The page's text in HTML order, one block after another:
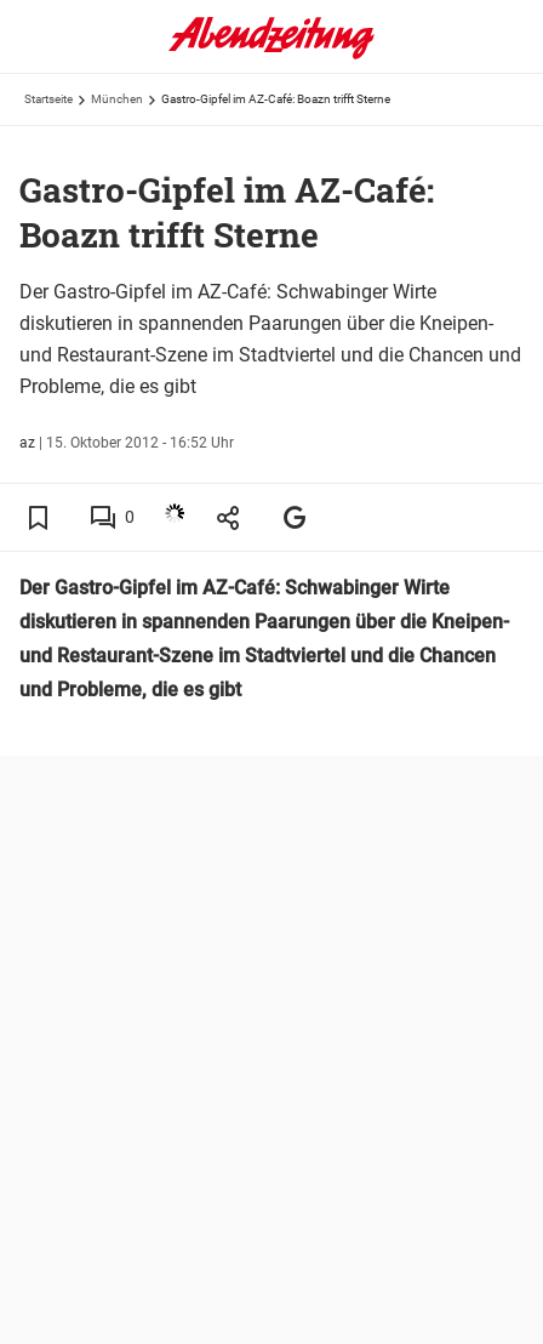
Startseite München Gastro-Gipfel im AZ-Café: Boazn trifft Sterne
Gastro-Gipfel im AZ-Café:
Boazn trifft Sterne
Der Gastro-Gipfel im AZ-Café: Schwabinger Wirte
diskutieren in spannenden Paarungen über die Kneipen-
und Restaurant-Szene im Stadtviertel und die Chancen und
Probleme, die es gibt
az | 15. Oktober 2012 - 16:52 Uhr
0
Der Gastro-Gipfel im AZ-Café: Schwabinger Wirte
diskutieren in spannenden Paarungen über die Kneipen-
und Restaurant-Szene im Stadtviertel und die Chancen
und Probleme, die es gibt